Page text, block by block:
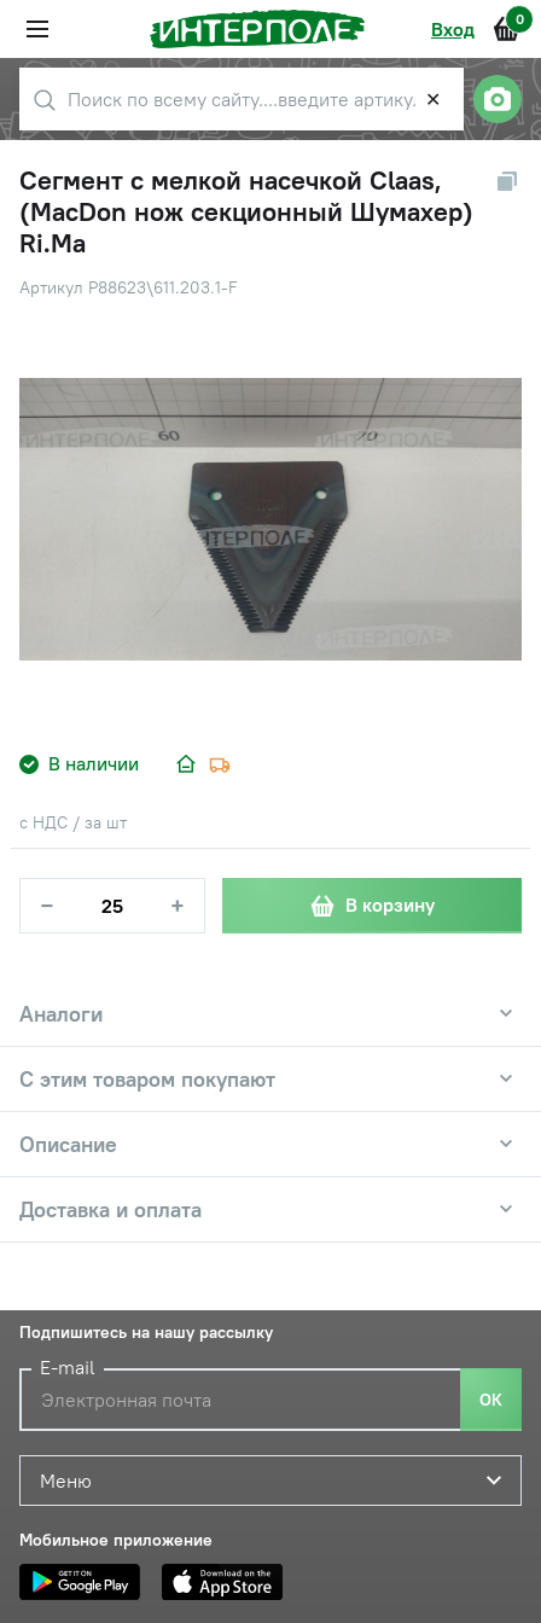
Вход 0
✕
Сегмент с мелкой насечкой Claas,
(MacDon нож секционный Шумахер)
Ri.Ma
Артикул P88623\611.203.1-F
В наличии
с НДС / за шт
− + В корзину
Аналоги
С этим товаром покупают
Описание
Доставка и оплата
Меню
Мобильное приложение
Подпишитесь на нашу рассылку
E-mail
ОК